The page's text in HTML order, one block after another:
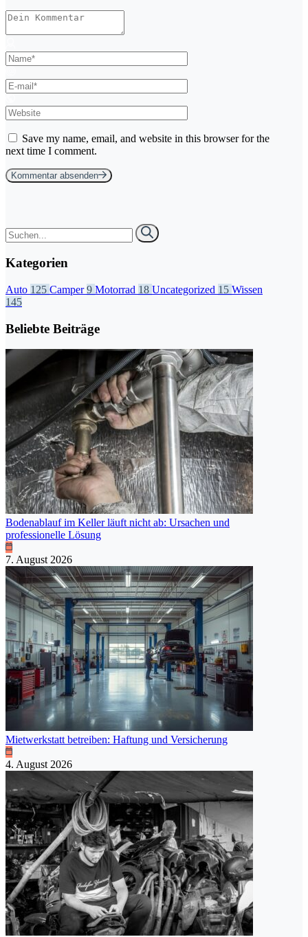
Save my name, email, and website in this browser for the
next time I comment.
Kommentar absenden
Kategorien
Auto 125 Camper9 Motorrad 18 Uncategorized 15 Wissen
145
Beliebte Beiträge
Bodenablauf im Keller läuft nicht ab: Ursachen und
professionelle Lösung
7. August 2026
Mietwerkstatt betreiben: Haftung und Versicherung
4. August 2026